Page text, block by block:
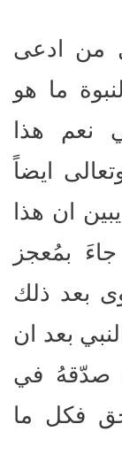
من ادعى
ما هو
نعم هذا
ايضاً
ان هذا
بمُعجز
بعد ذلك
بعد ان
صدّقهُ في
فكل ما